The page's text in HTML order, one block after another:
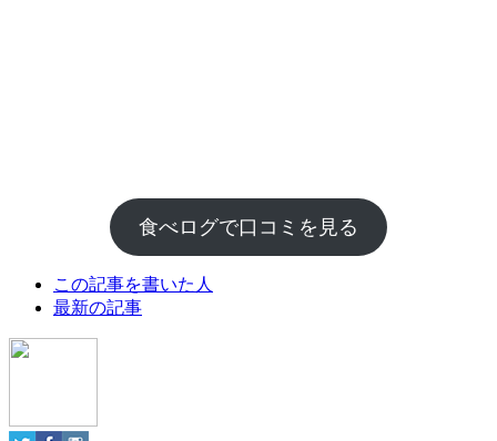
食べログで口コミを見る
following
tabs
change
この記事を書いた人
最新の記事